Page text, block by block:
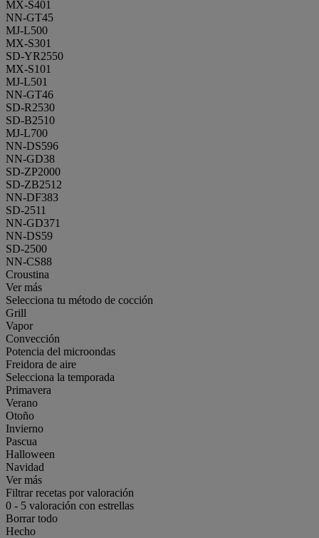
MX-S401
NN-GT45
MJ-L500
MX-S301
SD-YR2550
MX-S101
MJ-L501
NN-GT46
SD-R2530
SD-B2510
MJ-L700
NN-DS596
NN-GD38
SD-ZP2000
SD-ZB2512
NN-DF383
SD-2511
NN-GD371
NN-DS59
SD-2500
NN-CS88
Croustina
Ver más
Selecciona tu método de cocción
Grill
Vapor
Convección
Potencia del microondas
Freidora de aire
Selecciona la temporada
Primavera
Verano
Otoño
Invierno
Pascua
Halloween
Navidad
Ver más
Filtrar recetas por valoración
0 - 5 valoración con estrellas
Borrar todo
Hecho